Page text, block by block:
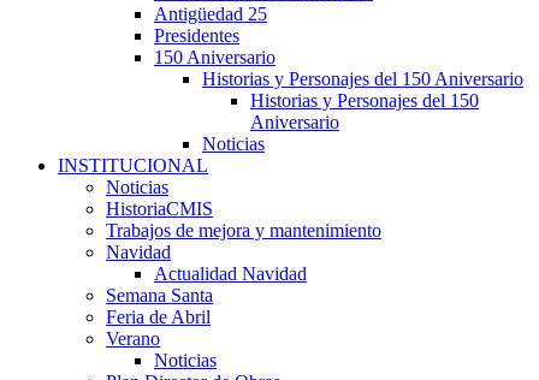
Antigüedad 25
Presidentes
150 Aniversario
Historias y Personajes del 150 Aniversario
Historias y Personajes del 150
Aniversario
Noticias
INSTITUCIONAL
Noticias
HistoriaCMIS
Trabajos de mejora y mantenimiento
Navidad
Actualidad Navidad
Semana Santa
Feria de Abril
Verano
Noticias